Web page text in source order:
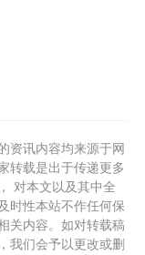
资讯内容均来源于网
转载是出于传递更多
对本文以及其中全
时性本站不作任何保
关内容。如对转载稿
我们会予以更改或删